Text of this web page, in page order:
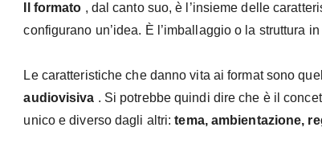
Il formato , dal canto suo, è l’insieme delle
configurano un’idea. È l’imballaggio o la struttura
Le caratteristiche che danno vita ai format sono
audiovisiva . Si potrebbe quindi dire che è il
unico e diverso dagli altri:tema, ambientazione,